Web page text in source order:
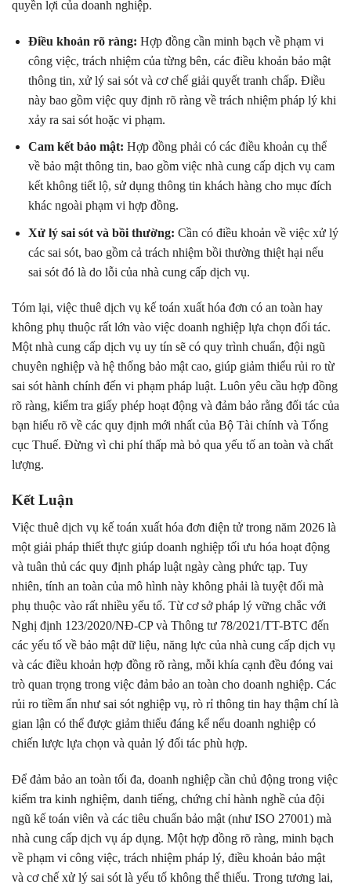
quyền lợi của doanh nghiệp.
Điều khoản rõ ràng: Hợp đồng cần minh bạch về phạm vi
công việc, trách nhiệm của từng bên, các điều khoản bảo mật
thông tin, xử lý sai sót và cơ chế giải quyết tranh chấp. Điều
này bao gồm việc quy định rõ ràng về trách nhiệm pháp lý khi
xảy ra sai sót hoặc vi phạm.
Cam kết bảo mật: Hợp đồng phải có các điều khoản cụ thể
về bảo mật thông tin, bao gồm việc nhà cung cấp dịch vụ cam
kết không tiết lộ, sử dụng thông tin khách hàng cho mục đích
khác ngoài phạm vi hợp đồng.
Xử lý sai sót và bồi thường: Cần có điều khoản về việc xử lý
các sai sót, bao gồm cả trách nhiệm bồi thường thiệt hại nếu
sai sót đó là do lỗi của nhà cung cấp dịch vụ.
Tóm lại, việc thuê dịch vụ kế toán xuất hóa đơn có an toàn hay
không phụ thuộc rất lớn vào việc doanh nghiệp lựa chọn đối tác.
Một nhà cung cấp dịch vụ uy tín sẽ có quy trình chuẩn, đội ngũ
chuyên nghiệp và hệ thống bảo mật cao, giúp giảm thiểu rủi ro từ
sai sót hành chính đến vi phạm pháp luật. Luôn yêu cầu hợp đồng
rõ ràng, kiểm tra giấy phép hoạt động và đảm bảo rằng đối tác của
bạn hiểu rõ về các quy định mới nhất của Bộ Tài chính và Tổng
cục Thuế. Đừng vì chi phí thấp mà bỏ qua yếu tố an toàn và chất
lượng.
Kết Luận
Việc thuê dịch vụ kế toán xuất hóa đơn điện tử trong năm 2026 là
một giải pháp thiết thực giúp doanh nghiệp tối ưu hóa hoạt động
và tuân thủ các quy định pháp luật ngày càng phức tạp. Tuy
nhiên, tính an toàn của mô hình này không phải là tuyệt đối mà
phụ thuộc vào rất nhiều yếu tố. Từ cơ sở pháp lý vững chắc với
Nghị định 123/2020/NĐ-CP và Thông tư 78/2021/TT-BTC đến
các yếu tố về bảo mật dữ liệu, năng lực của nhà cung cấp dịch vụ
và các điều khoản hợp đồng rõ ràng, mỗi khía cạnh đều đóng vai
trò quan trọng trong việc đảm bảo an toàn cho doanh nghiệp. Các
rủi ro tiềm ẩn như sai sót nghiệp vụ, rò rỉ thông tin hay thậm chí là
gian lận có thể được giảm thiểu đáng kể nếu doanh nghiệp có
chiến lược lựa chọn và quản lý đối tác phù hợp.
Để đảm bảo an toàn tối đa, doanh nghiệp cần chủ động trong việc
kiểm tra kinh nghiệm, danh tiếng, chứng chỉ hành nghề của đội
ngũ kế toán viên và các tiêu chuẩn bảo mật (như ISO 27001) mà
nhà cung cấp dịch vụ áp dụng. Một hợp đồng rõ ràng, minh bạch
về phạm vi công việc, trách nhiệm pháp lý, điều khoản bảo mật
và cơ chế xử lý sai sót là yếu tố không thể thiếu. Trong tương lai,